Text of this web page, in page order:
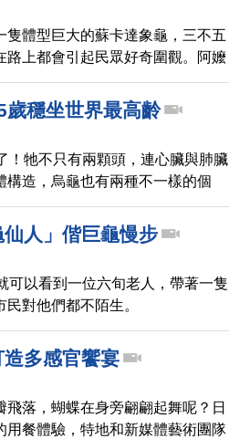
隻體型巨大的蘇卡達象龜，三不五
路上都會引起民眾好奇圍觀。阿嬤
6個月只有10公分開始養，如今光
穩坐世界最高齡
！牠不只有兩顆頭，連心臟與肺臟
造，烏龜也有兩種不一樣的個
能保持健康，持續坐穩世界最長
人」偕巨龜慢步
可以看到一位六旬老人，帶著一隻
對他們都不陌生。
多感官饗宴
落，蝴蝶在身旁翩翩起舞呢？日
餐體驗，特地和新媒體藝術團隊